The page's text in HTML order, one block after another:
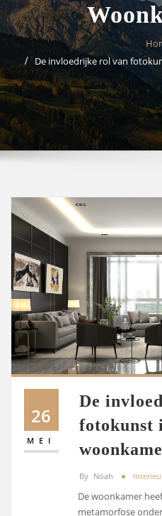
De invloedrijke rol van
26
MEI
De
fotokunst
By Noah
De woonkamer
metamorfose